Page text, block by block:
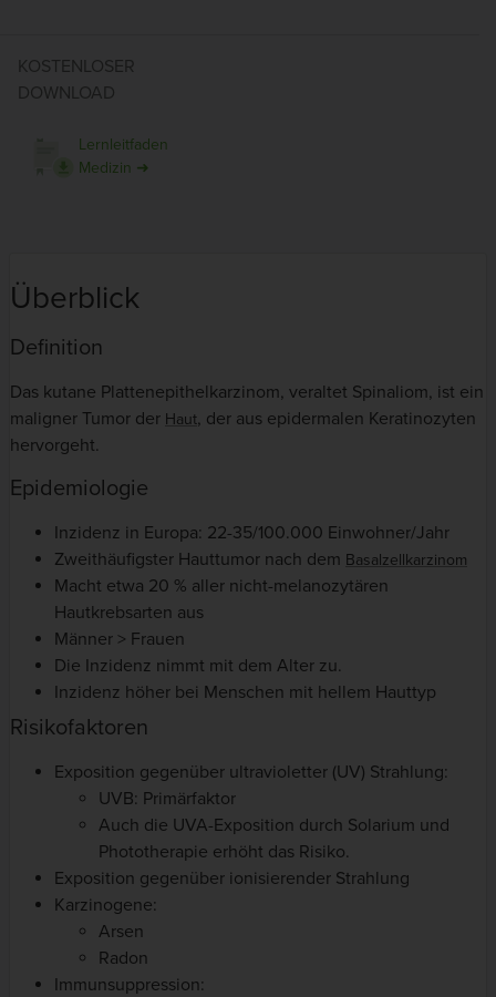
KOSTENLOSER
DOWNLOAD
Lernleitfaden
Medizin ➜
Überblick
Definition
Das kutane Plattenepithelkarzinom, veraltet Spinaliom, ist ein
maligner Tumor der Haut, der aus epidermalen Keratinozyten
hervorgeht.
Epidemiologie
Inzidenz in Europa: 22-35/100.000 Einwohner/Jahr
Zweithäufigster Hauttumor nach dem Basalzellkarzinom
Macht etwa 20 % aller nicht-melanozytären
Hautkrebsarten aus
Männer > Frauen
Die Inzidenz nimmt mit dem Alter zu.
Inzidenz höher bei Menschen mit hellem Hauttyp
Risikofaktoren
Exposition gegenüber ultravioletter (UV) Strahlung:
UVB: Primärfaktor
Auch die UVA-Exposition durch Solarium und
Phototherapie erhöht das Risiko.
Exposition gegenüber ionisierender Strahlung
Karzinogene:
Arsen
Radon
Immunsuppression: